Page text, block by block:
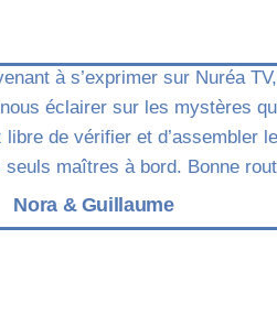
à s’exprimer sur Nuréa
éclairer sur les mystères
de vérifier et d’assembler
seuls maîtres à bord. Bonne
Nora & Guillaume